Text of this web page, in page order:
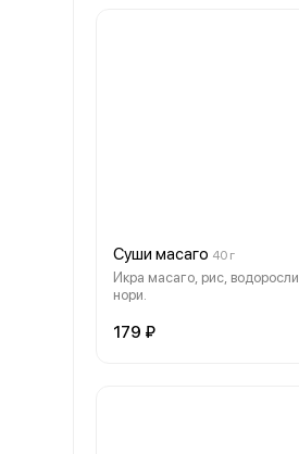
Суши масаго 40 г
Икра масаго, рис, водоросли
нори.
179 ₽